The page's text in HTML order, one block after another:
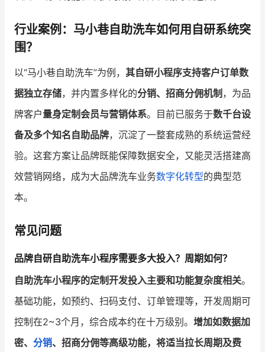
行业案例：马小巷自助洗车如何用自研系统突
围？
以“马小巷自助洗车”为例， 其自研小程序支持客户订单数
据独立存储，并内置多样化的分销、招商分佣机制 ，为品
牌客户量身定制会员与营销体系。目前已服务于数千台设
备及多个知名自助品牌，沉淀了一整套成熟的系统运营经
验。这套方案让品牌既能保障数据安全，又能灵活搭建高
效营销网络，成为大品牌洗车业务数字化转型的典型范
本。
常见问题
品牌自研自助洗车小程序需要多大投入？周期如何？
自助洗车小程序的定制开发投入主要和功能复杂度相关。
基础功能，如预约、扫码支付、订单管理等，开发周期可
控制在2~3个月，综合成本约在十万级别。 增加如数据加
密、 分销、招商分佣等高级功能，将适当拉长周期及费